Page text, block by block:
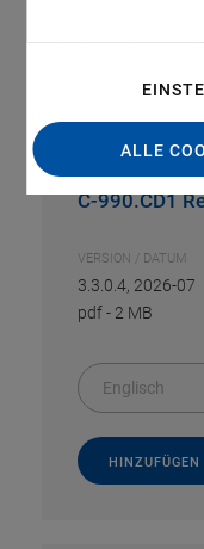
ALLE
C-990.CD1
VERSION / DATUM
3.3.0.4, 2026-07
pdf- 2 MB
Englisch
HINZUFÜGEN